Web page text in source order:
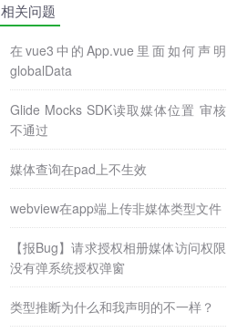
相关问题
在vue3中的App.vue里面如何声明
globalData
Glide Mocks SDK读取媒体位置 审核
不通过
媒体查询在pad上不生效
webview在app端上传非媒体类型文件
【报Bug】请求授权相册媒体访问权限
没有弹系统授权弹窗
类型推断为什么和我声明的不一样？